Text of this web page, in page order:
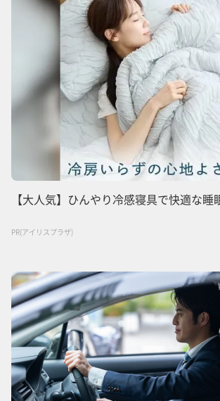
【大人気】ひんやり冷感寝具で快適な睡
PR(アイリスプラザ)